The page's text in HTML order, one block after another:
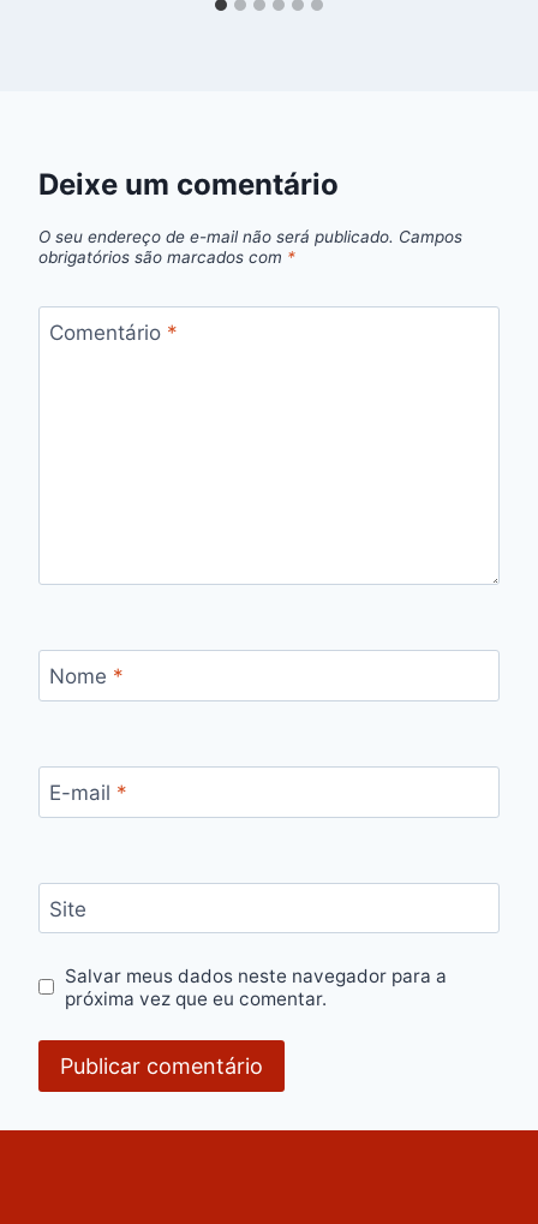
Deixe um comentário
O seu endereço de e-mail não será publicado. Campos
obrigatórios são marcados com *
Comentário *
Nome *
E-mail *
Site
Salvar meus dados neste navegador para a
próxima vez que eu comentar.